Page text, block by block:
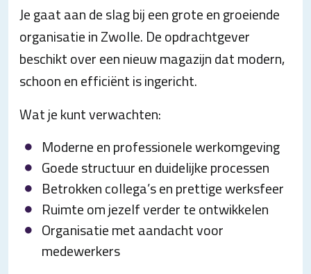
Je gaat aan de slag bij een grote en groeiende
organisatie in Zwolle. De opdrachtgever
beschikt over een nieuw magazijn dat modern,
schoon en efficiënt is ingericht.
Wat je kunt verwachten:
Moderne en professionele werkomgeving
Goede structuur en duidelijke processen
Betrokken collega’s en prettige werksfeer
Ruimte om jezelf verder te ontwikkelen
Organisatie met aandacht voor
medewerkers